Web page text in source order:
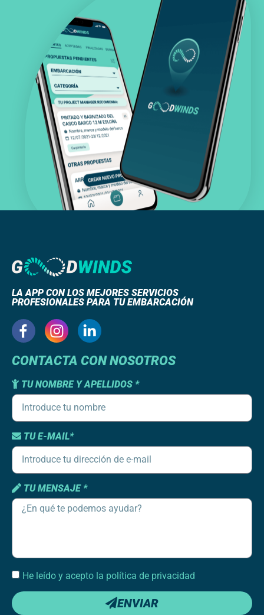
LA APP CON LOS MEJORES SERVICIOS
PROFESIONALES PARA TU EMBARCACIÓN
CONTACTA CON NOSOTROS
TU NOMBRE Y APELLIDOS *
TU E-MAIL*
TU MENSAJE *
He leído y acepto la política de privacidad
ENVIAR